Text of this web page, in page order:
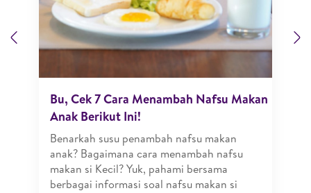
Previous
Bu, Cek 7 Cara Menambah Nafsu Makan
Anak Berikut Ini!
Benarkah susu penambah nafsu makan
anak? Bagaimana cara menambah nafsu
makan si Kecil? Yuk, pahami bersama
berbagai informasi soal nafsu makan si